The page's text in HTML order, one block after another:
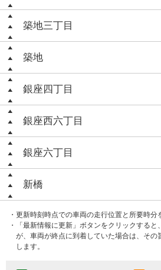
築地三丁目
築地
銀座四丁目
銀座西六丁目
銀座六丁目
新橋
・更新時刻時点での車両の走行位置と所要時分
・「最新情報に更新」ボタンをクリックする
が、車両が終点に到着していた場合は、その
します。